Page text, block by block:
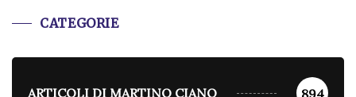
CATEGORIE
ARTICOLI DI MARTINO CIANO